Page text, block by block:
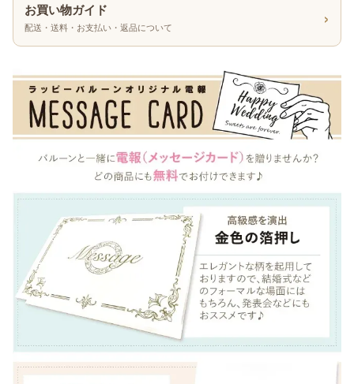
お買い物ガイド
配送・送料・お支払い・返品について ›